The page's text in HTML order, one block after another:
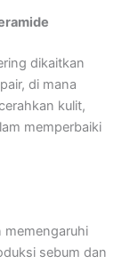
dikaitkan
di mana
kulit,
memperbaiki
memengaruhi
sebum dan